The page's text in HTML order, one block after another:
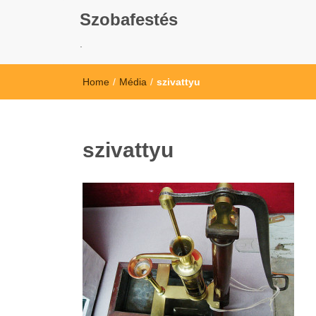
Szobafestés
Home / Média / szivattyu
szivattyu